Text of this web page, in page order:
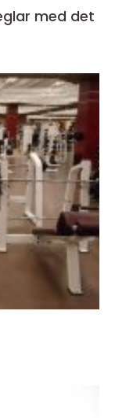
med det